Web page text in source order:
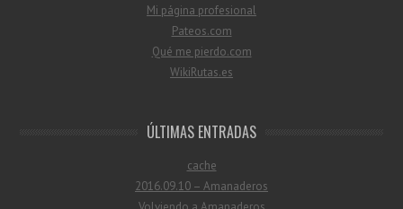
Mi página profesional
Pateos.com
Qué me pierdo.com
WikiRutas.es
ÚLTIMAS ENTRADAS
cache
2016.09.10 – Amanaderos